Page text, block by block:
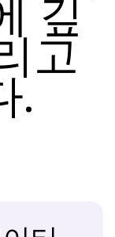
깊
고
.